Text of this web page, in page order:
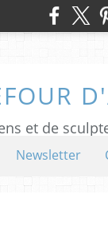
et de
Newsletter